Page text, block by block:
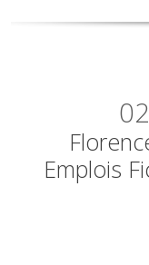
02
Emplois